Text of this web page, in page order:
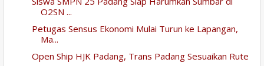
O2SN ...
Petugas Sensus Ekonomi Mulai Turun ke Lapangan,
Ma...
Open Ship HJK Padang, Trans Padang Sesuaikan Rute